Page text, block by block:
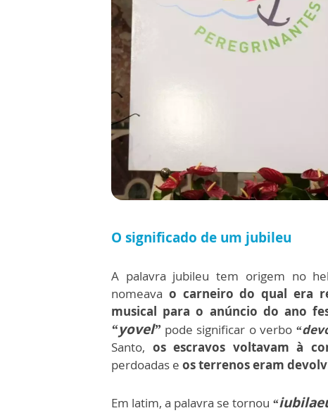
O significado de um jubileu
A palavra jubileu tem origem no
nomeava o carneiro do qual era
musical para o anúncio do ano
“yovel” pode significar o verbo
Santo, os escravos voltavam à
perdoadas e os terrenos eram
Em latim, a palavra se tornou “